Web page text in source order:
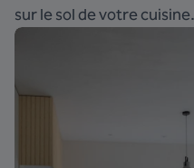
sur le sol de votre